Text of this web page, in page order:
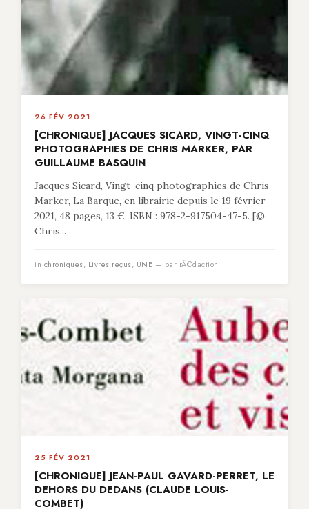
26 FÉV 2021
[CHRONIQUE] JACQUES SICARD, VINGT-CINQ
PHOTOGRAPHIES DE CHRIS MARKER, PAR
GUILLAUME BASQUIN
Jacques Sicard, Vingt-cinq photographies de Chris
Marker, La Barque, en librairie depuis le 19 février
2021, 48 pages, 13 €, ISBN : 978-2-917504-47-5. [©
Chris...
in chroniques, Livres reçus, UNE — par rÃ©daction
25 FÉV 2021
[CHRONIQUE] JEAN-PAUL GAVARD-PERRET, LE
DEHORS DU DEDANS (CLAUDE LOUIS-
COMBET)